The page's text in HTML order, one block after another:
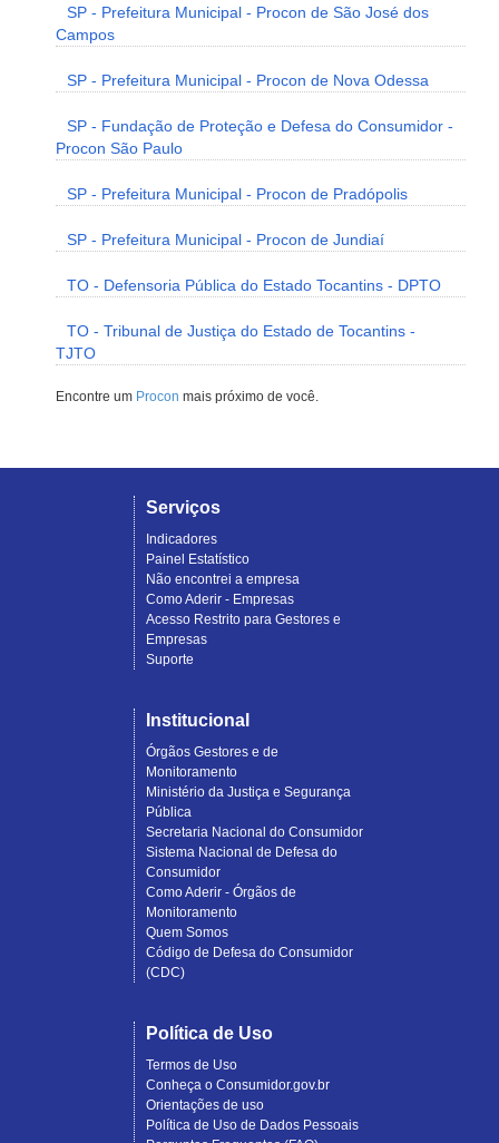
SP - Prefeitura Municipal - Procon de São José dos
Campos
SP - Prefeitura Municipal - Procon de Nova Odessa
SP - Fundação de Proteção e Defesa do Consumidor -
Procon São Paulo
SP - Prefeitura Municipal - Procon de Pradópolis
SP - Prefeitura Municipal - Procon de Jundiaí
TO - Defensoria Pública do Estado Tocantins - DPTO
TO - Tribunal de Justiça do Estado de Tocantins -
TJTO
Encontre um Procon mais próximo de você.
Serviços
Indicadores
Painel Estatístico
Não encontrei a empresa
Como Aderir - Empresas
Acesso Restrito para Gestores e
Empresas
Suporte
Institucional
Órgãos Gestores e de
Monitoramento
Ministério da Justiça e Segurança
Pública
Secretaria Nacional do Consumidor
Sistema Nacional de Defesa do
Consumidor
Como Aderir - Órgãos de
Monitoramento
Quem Somos
Código de Defesa do Consumidor
(CDC)
Política de Uso
Termos de Uso
Conheça o Consumidor.gov.br
Orientações de uso
Política de Uso de Dados Pessoais